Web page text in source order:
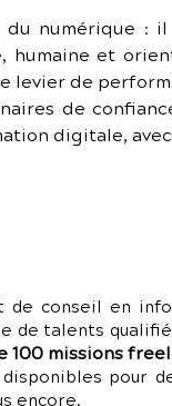
numérique :
humaine et
levier de
de
digitale,
conseil en
talents
100 missions
pour
encore.